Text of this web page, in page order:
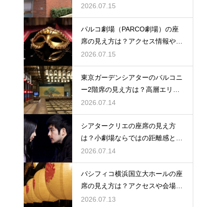
きるベストポジションを紹介
2026.07.15
パルコ劇場（PARCO劇場）の座
席の見え方は？アクセス情報や劇
場の特徴も徹底紹介
2026.07.15
東京ガーデンシアターのバルコニ
ー2階席の見え方は？高層エリア
からの視界と音響をチェック
2026.07.14
シアタークリエの座席の見え方
は？小劇場ならではの距離感と見
やすさを解説
2026.07.14
パシフィコ横浜国立大ホールの座
席の見え方は？アクセスや会場の
規模感も徹底チェック
2026.07.13